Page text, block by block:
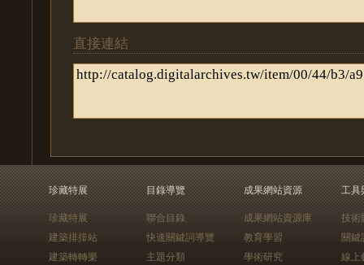
直接連結
珍藏特展
珍藏特展
建築排排站
建築轉轉樂
目錄導覽
聯合目錄
快速關鍵詞導覽
主題分類
成果網站資源
成果網站資源庫
教育學習
學術研究
工具
技術
關鍵
線上